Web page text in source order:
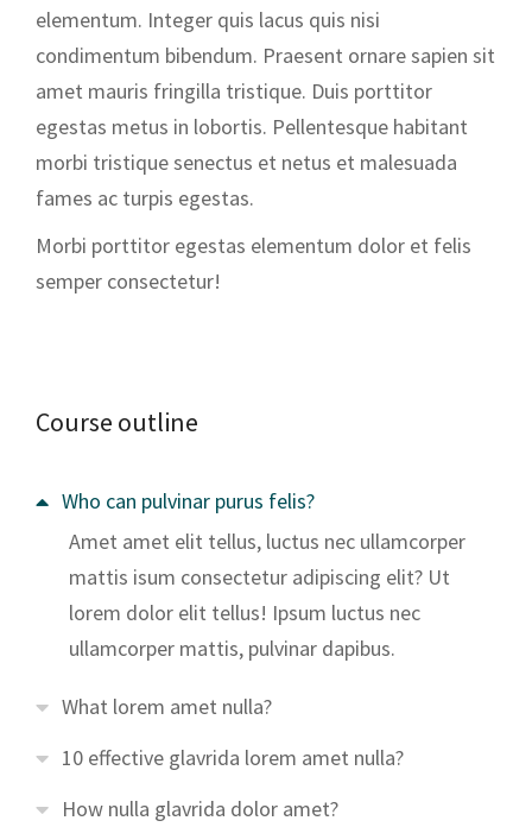
elementum. Integer quis lacus quis nisi
condimentum bibendum. Praesent ornare sapien sit
amet mauris fringilla tristique. Duis porttitor
egestas metus in lobortis. Pellentesque habitant
morbi tristique senectus et netus et malesuada
fames ac turpis egestas.
Morbi porttitor egestas elementum dolor et felis
semper consectetur!
Course outline
Who can pulvinar purus felis?
Amet amet elit tellus, luctus nec ullamcorper
mattis isum consectetur adipiscing elit? Ut
lorem dolor elit tellus! Ipsum luctus nec
ullamcorper mattis, pulvinar dapibus.
What lorem amet nulla?
10 effective glavrida lorem amet nulla?
How nulla glavrida dolor amet?